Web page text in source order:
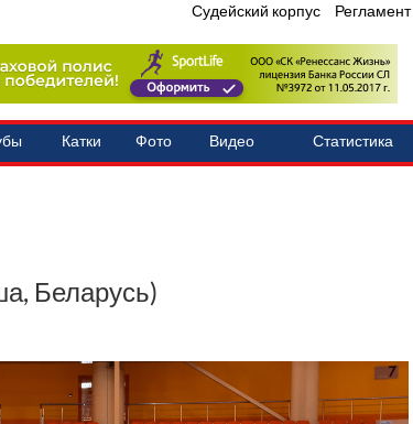
Судейский корпус Регламент
Катки Фото Видео Статистика
Беларусь)